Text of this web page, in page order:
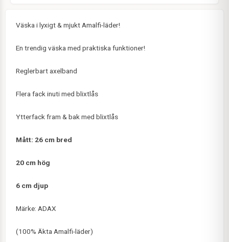
Väska i lyxigt & mjukt Amalfi-läder!
En trendig väska med praktiska funktioner!
Reglerbart axelband
Flera fack inuti med blixtlås
Ytterfack fram & bak med blixtlås
Mått: 26 cm bred
20 cm hög
6 cm djup
Märke: ADAX
(100% Äkta Amalfi-läder)